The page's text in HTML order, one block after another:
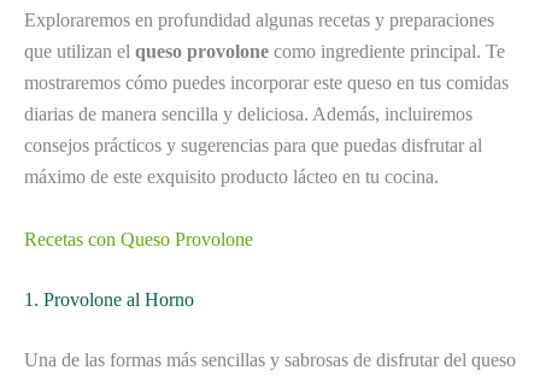
Exploraremos en profundidad algunas recetas y preparaciones
que utilizan el queso provolone como ingrediente principal. Te
mostraremos cómo puedes incorporar este queso en tus comidas
diarias de manera sencilla y deliciosa. Además, incluiremos
consejos prácticos y sugerencias para que puedas disfrutar al
máximo de este exquisito producto lácteo en tu cocina.
Recetas con Queso Provolone
1. Provolone al Horno
Una de las formas más sencillas y sabrosas de disfrutar del queso